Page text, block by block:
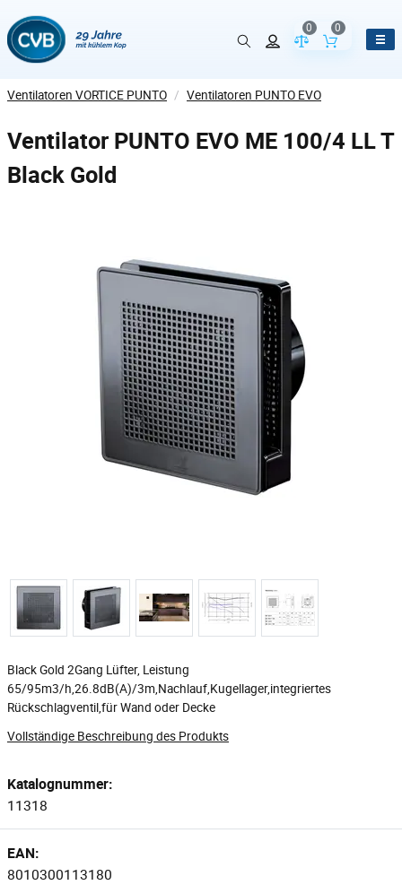
Vergleich der
0
Inhalt des
0
Ventilatoren VORTICE PUNTO / Ventilatoren PUNTO EVO
Ventilator PUNTO EVO ME 100/4 LL T
Black Gold
Black Gold 2Gang Lüfter, Leistung
65/95m3/h,26.8dB(A)/3m,Nachlauf,Kugellager,integriertes
Rückschlagventil,für Wand oder Decke
Vollständige Beschreibung des Produkts
Katalognummer:
11318
EAN:
8010300113180